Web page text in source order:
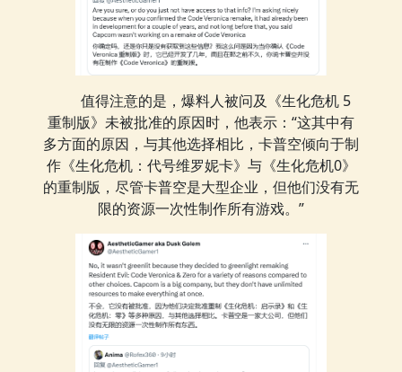
值得注意的是，爆料人被问及《生化危机 5
重制版》未被批准的原因时，他表示：“这其中有
多方面的原因，与其他选择相比，卡普空倾向于制
作《生化危机：代号维罗妮卡》与《生化危机0》
的重制版，尽管卡普空是大型企业，但他们没有无
限的资源一次性制作所有游戏。”